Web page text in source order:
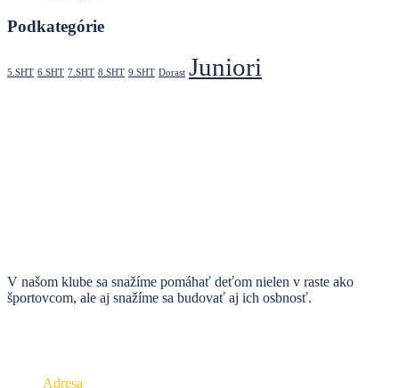
Podkategórie
5.SHT 6.SHT 7.SHT 8.SHT 9.SHT Dorast Juniori
V našom klube sa snažíme pomáhať deťom nielen v raste ako
športovcom, ale aj snažíme sa budovať aj ich osbnosť.
Adresa